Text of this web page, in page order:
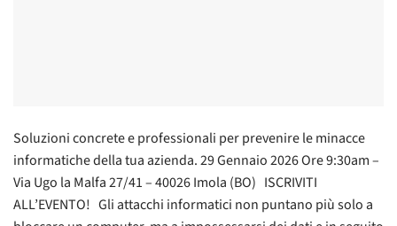
Soluzioni concrete e professionali per prevenire le minacce
informatiche della tua azienda. 29 Gennaio 2026 Ore 9:30am –
Via Ugo la Malfa 27/41 – 40026 Imola (BO) ISCRIVITI
ALL’EVENTO! Gli attacchi informatici non puntano più solo a